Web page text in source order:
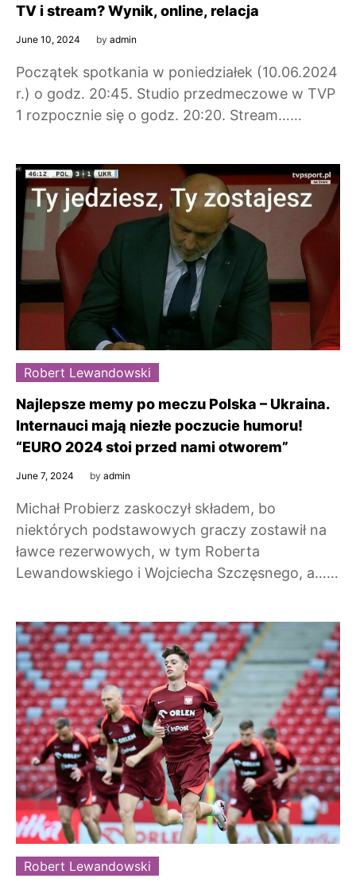
TV i stream? Wynik, online, relacja
June 10, 2024 by admin
Początek spotkania w poniedziałek (10.06.2024
r.) o godz. 20:45. Studio przedmeczowe w TVP
1 rozpocznie się o godz. 20:20. Stream……
Robert Lewandowski
Najlepsze memy po meczu Polska – Ukraina.
Internauci mają niezłe poczucie humoru!
“EURO 2024 stoi przed nami otworem”
June 7, 2024 by admin
Michał Probierz zaskoczył składem, bo
niektórych podstawowych graczy zostawił na
ławce rezerwowych, w tym Roberta
Lewandowskiego i Wojciecha Szczęsnego, a……
Robert Lewandowski